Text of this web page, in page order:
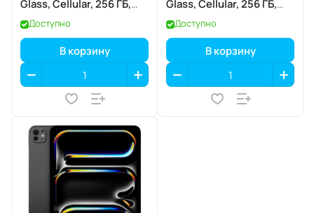
Glass, Cellular, 256 ГБ,
Silver (серебристый)
Доступно
В корзину
Glass, Cellular, 256 ГБ,
Space Black (тёмная
ночь)
Доступно
В корзину